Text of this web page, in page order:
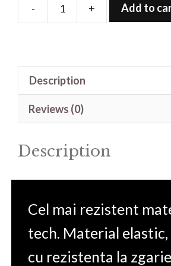
-
Folie
+ Add to
Description
Reviews (0)
Description
Cel mai rezistent
tech. Material
cu rezistenta la